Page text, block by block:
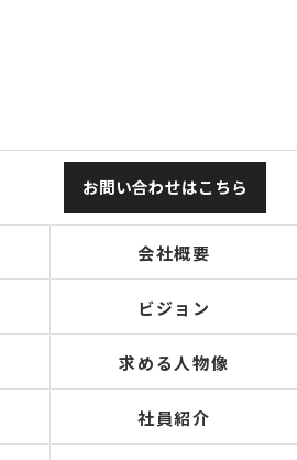
お問い合わせはこちら
会社概要
ビジョン
求める人物像
社員紹介